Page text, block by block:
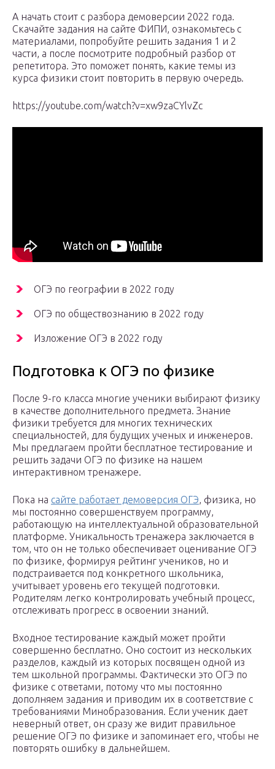
А начать стоит с разбора демоверсии 2022 года.
Скачайте задания на сайте ФИПИ, ознакомьтесь с
материалами, попробуйте решить задания 1 и 2
части, а после посмотрите подробный разбор от
репетитора. Это поможет понять, какие темы из
курса физики стоит повторить в первую очередь.
https://youtube.com/watch?v=xw9zaCYlvZc
ОГЭ по географии в 2022 году
ОГЭ по обществознанию в 2022 году
Изложение ОГЭ в 2022 году
Подготовка к ОГЭ по физике
После 9-го класса многие ученики выбирают физику
в качестве дополнительного предмета. Знание
физики требуется для многих технических
специальностей, для будущих ученых и инженеров.
Мы предлагаем пройти бесплатное тестирование и
решить задачи ОГЭ по физике на нашем
интерактивном тренажере.
Пока на сайте работает демоверсия ОГЭ , физика, но
мы постоянно совершенствуем программу,
работающую на интеллектуальной образовательной
платформе. Уникальность тренажера заключается в
том, что он не только обеспечивает оценивание ОГЭ
по физике, формируя рейтинг учеников, но и
подстраивается под конкретного школьника,
учитывает уровень его текущей подготовки.
Родителям легко контролировать учебный процесс,
отслеживать прогресс в освоении знаний.
Входное тестирование каждый может пройти
совершенно бесплатно. Оно состоит из нескольких
разделов, каждый из которых посвящен одной из
тем школьной программы. Фактически это ОГЭ по
физике с ответами, потому что мы постоянно
дополняем задания и приводим их в соответствие с
требованиями Минобразования. Если ученик дает
неверный ответ, он сразу же видит правильное
решение ОГЭ по физике и запоминает его, чтобы не
повторять ошибку в дальнейшем.